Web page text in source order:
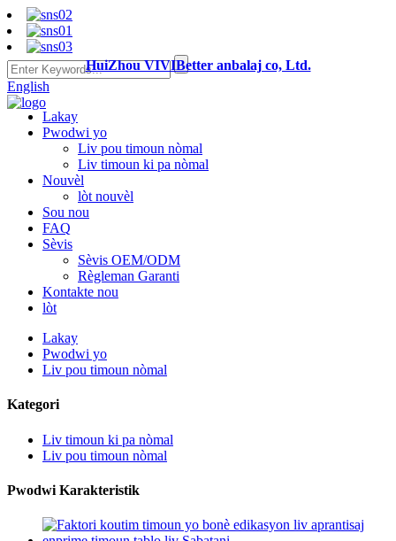
English
HuiZhou VIVIBetter anbalaj co, Ltd.
Lakay
Pwodwi yo
Liv pou timoun nòmal
Liv timoun ki pa nòmal
Nouvèl
lòt nouvèl
Sou nou
FAQ
Sèvis
Sèvis OEM/ODM
Règleman Garanti
Kontakte nou
lòt
Lakay
Pwodwi yo
Liv pou timoun nòmal
Kategori
Liv timoun ki pa nòmal
Liv pou timoun nòmal
Pwodwi Karakteristik